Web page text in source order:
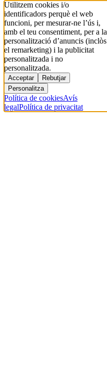
Utilitzem cookies i/o
identificadors perquè el web
funcioni, per mesurar-ne l’ús i,
amb el teu consentiment, per a la
personalització d’anuncis (inclòs
el remarketing) i la publicitat
personalitzada i no
personalitzada.
Acceptar
Rebutjar
Personalitza
Política de cookiesAvís
legalPolítica de privacitat